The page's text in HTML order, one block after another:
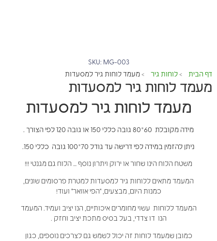
SKU: MG-003
דף הבית
> לוחות גיר > מעמד לוחות גיר למסעדות
מעמד לוחות גיר למסעדות
מעמד לוחות גיר למסעדות
מידה מקובלת 60*80 גובה כללי 150 או גובה 120 לפי הצורך .
ניתן להזמין במידה לפי דרישה עד גודל 70*100 גובה כללי 150.
משטח הלוח הינו שחור או ירוק ויתרון נוסף … הלוח גם מגנטי !!!
המעמד מתאים ללוחות גיר למסעדות למטרת פרסומים שונים,
כמנות היום, מבצעים, "הפי אוואר" ועוד!
המעמד ללוחות עשוי מחומרים איכותיים, הנו יציב ועמיד. המעמד
הנו דו צדדי, בעל בסיס מתכת יציב וחזק .
כמובן שמעמדלוחות זה יכול לשמש גם לצרכים נוספים, כגון